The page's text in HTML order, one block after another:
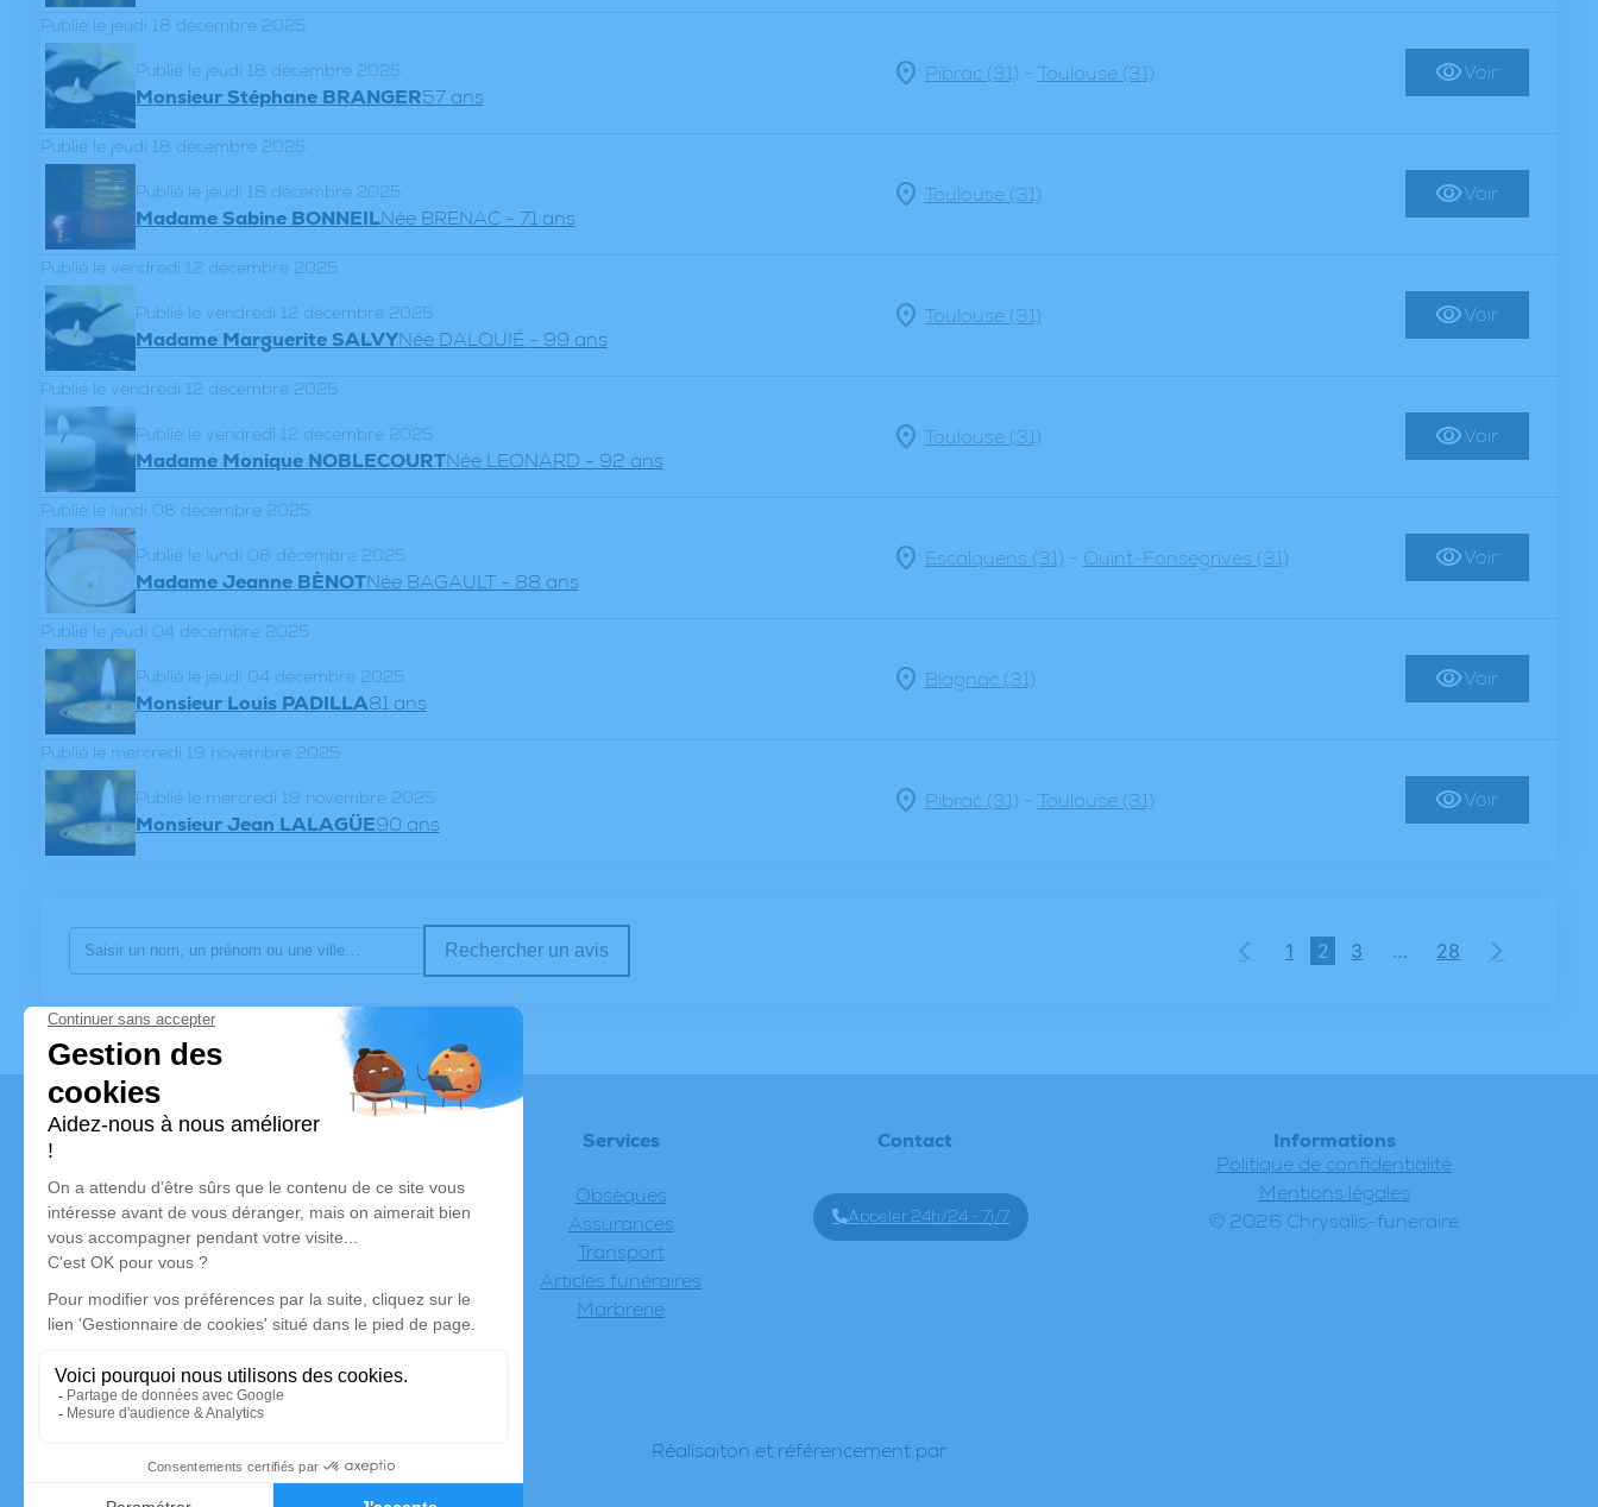
Publié le jeudi 18 décembre 2025
Publié le jeudi 18 décembre 2025
Monsieur Stéphane BRANGER57 ans
Pibrac (31) - Toulouse (31) Voir
Publié le jeudi 18 décembre 2025
Publié le jeudi 18 décembre 2025
Madame Sabine BONNEILNée BRENAC - 71 ans
Toulouse (31) Voir
Publié le vendredi 12 décembre 2025
Publié le vendredi 12 décembre 2025
Madame Marguerite SALVYNée DALQUIÉ - 99 ans
Toulouse (31) Voir
Publié le vendredi 12 décembre 2025
Publié le vendredi 12 décembre 2025
Madame Monique NOBLECOURTNée LEONARD - 92 ans
Toulouse (31) Voir
Publié le lundi 08 décembre 2025
Publié le lundi 08 décembre 2025
Madame Jeanne BÈNOTNée BAGAULT - 88 ans
Escalquens (31) - Quint-Fonsegrives (31) Voir
Publié le jeudi 04 décembre 2025
Publié le jeudi 04 décembre 2025
Monsieur Louis PADILLA81 ans
Blagnac (31) Voir
Publié le mercredi 19 novembre 2025
Publié le mercredi 19 novembre 2025
Monsieur Jean LALAGÜE90 ans
Pibrac (31) - Toulouse (31) Voir
Rechercher un avis 1 2 3 … 28
Navigation
Accueil
Contact
Blog
Services
Obsèques
Assurances
Transport
Articles funéraires
Marbrerie
Contact
Appeler 24h/24 - 7j/7
Informations
Politique de confidentialité
Mentions légales
© 2026 Chrysalis-funeraire
Réalisaiton et référencement par